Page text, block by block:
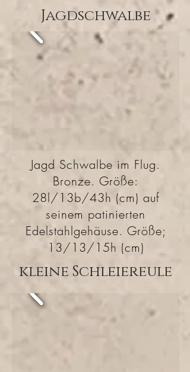
Jagdschwalbe
Jagd Schwalbe im Flug.
Bronze. Größe:
28l/13b/43h (cm) auf
seinem patinierten
Edelstahlgehäuse. Größe;
13/13/15h (cm)
kleine Schleiereule